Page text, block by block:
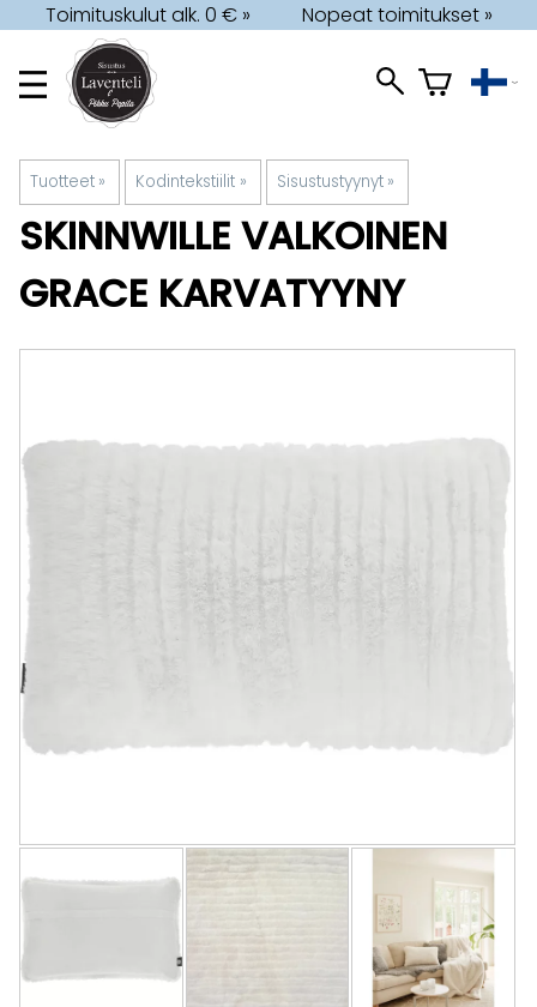
Toimituskulut alk. 0 € » Nopeat toimitukset »
Tuotteet ‪» Kodintekstiilit ‪» Sisustustyynyt ‪»
SKINNWILLE VALKOINEN
GRACE KARVATYYNY